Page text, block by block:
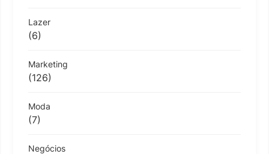
Lazer
(6)
Marketing
(126)
Moda
(7)
Negócios